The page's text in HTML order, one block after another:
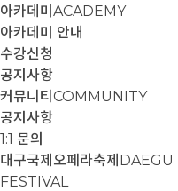
아카데미 ACADEMY
아카데미 안내
수강신청
공지사항
커뮤니티 COMMUNITY
공지사항
1:1 문의
대구국제오페라축제 DAEGU
FESTIVAL